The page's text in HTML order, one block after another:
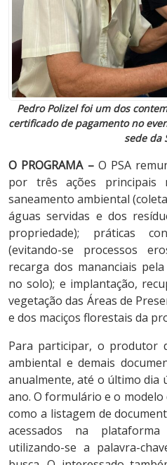
Pedro Polizel foi um dos
certificado de pagamento no
sede da
O PROGRAMA – O PSA
por três ações principais
saneamento ambiental
águas servidas e dos
propriedade); práticas
(evitando-se processos
recarga dos mananciais
no solo); e implantação,
vegetação das Áreas de
e dos maciços florestais da
Para participar, o produtor
ambiental e demais
anualmente, até o último dia
ano. O formulário e o
como a listagem de
acessados na
utilizando-se a palavra-